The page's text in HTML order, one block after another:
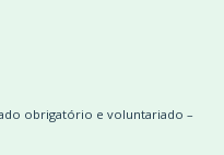
obrigatório e voluntariado –